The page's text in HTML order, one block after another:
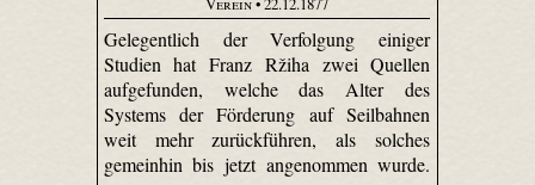
Gelegentlich der Verfolgung einiger
Studien hat Franz Ržiha zwei Quellen
aufgefunden, welche das Alter des
Systems der Förderung auf Seilbahnen
weit mehr zurückführen, als solches
gemeinhin bis jetzt angenommen wurde.